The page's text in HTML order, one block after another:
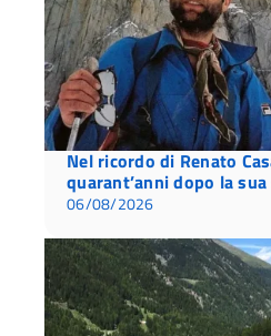
Nel ricordo di Renato
quarant’anni dopo la
06/08/2026